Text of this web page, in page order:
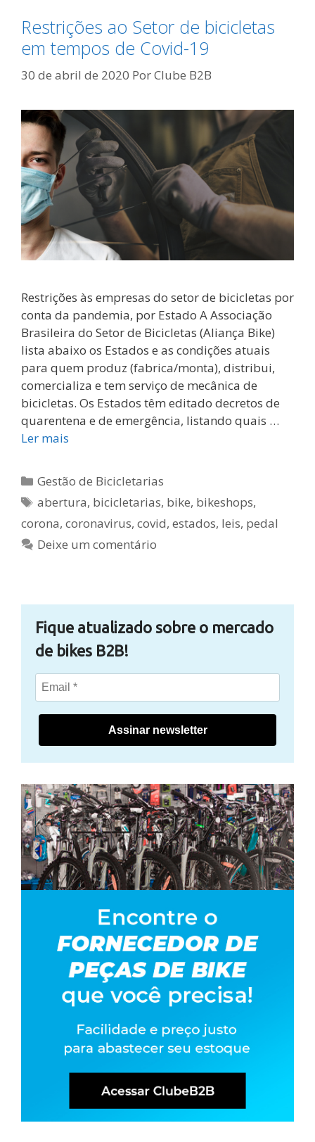
Restrições ao Setor de bicicletas
em tempos de Covid-19
30 de abril de 2020 PorClube B2B
Restrições às empresas do setor de bicicletas por
conta da pandemia, por Estado A Associação
Brasileira do Setor de Bicicletas (Aliança Bike)
lista abaixo os Estados e as condições atuais
para quem produz (fabrica/monta), distribui,
comercializa e tem serviço de mecânica de
bicicletas. Os Estados têm editado decretos de
quarentena e de emergência, listando quais …
Ler mais
Categorias
Gestão de Bicicletarias
Tags
abertura, bicicletarias, bike, bikeshops,
corona, coronavirus, covid, estados, leis, pedal
Deixe um comentário
Fique atualizado sobre o mercado
de bikes B2B!
Assinar newsletter